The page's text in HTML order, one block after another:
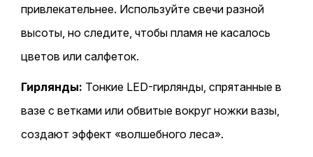
привлекательнее. Используйте свечи разной
высоты, но следите, чтобы пламя не касалось
цветов или салфеток.
Гирлянды: Тонкие LED-гирлянды, спрятанные в
вазе с ветками или обвитые вокруг ножки вазы,
создают эффект «волшебного леса».